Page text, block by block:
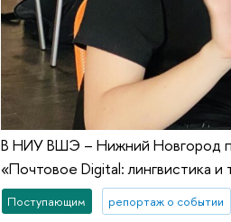
В НИУ ВШЭ – Нижний Новгород
«Почтовое Digital: лингвистика и
Поступающим репортаж о событии